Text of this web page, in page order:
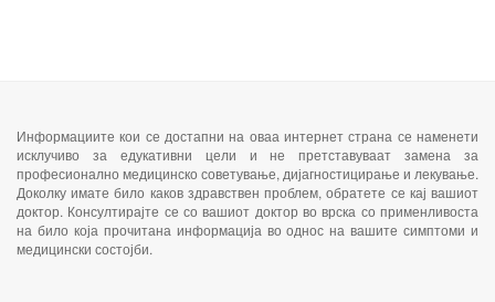
Информациите кои се достапни на оваа интернет страна се наменети
исклучиво за едукативни цели и не претставуваат замена за
професионално медицинско советување, дијагностицирање и лекување.
Доколку имате било каков здравствен проблем, обратете се кај вашиот
доктор. Консултирајте се со вашиот доктор во врска со применливоста
на било која прочитана информација во однос на вашите симптоми и
медицински состојби.